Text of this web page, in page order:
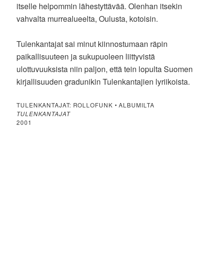
itselle helpommin lähestyttävää. Olenhan itsekin
vahvalta murrealueelta, Oulusta, kotoisin.
Tulenkantajat sai minut kiinnostumaan räpin
paikallisuuteen ja sukupuoleen liittyvistä
ulottuvuuksista niin paljon, että tein lopulta Suomen
kirjallisuuden gradunikin Tulenkantajien lyriikoista.
TULENKANTAJAT: ROLLOFUNK • ALBUMILTA
TULENKANTAJAT
2001